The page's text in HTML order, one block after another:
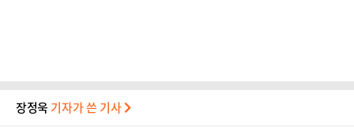
장정욱 기자가 쓴 기사